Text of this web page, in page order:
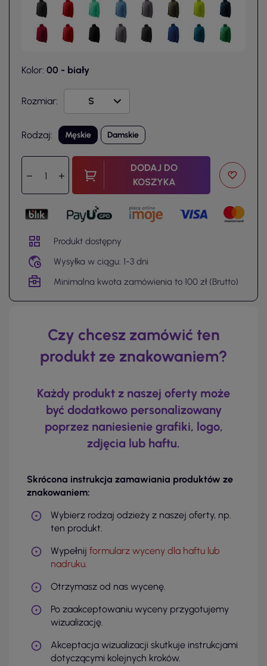
Kolor: 00 - biały
Rozmiar:
Rodzaj: Męskie Damskie
DODAJ DO
KOSZYKA
Produkt dostępny
Wysyłka w ciągu: 1-3 dni
Minimalna kwota zamówienia to 100 zł (Brutto)
Czy chcesz zamówić ten
produkt ze znakowaniem?
Każdy produkt z naszej oferty może
być dodatkowo personalizowany
poprzez naniesienie grafiki, logo,
zdjęcia lub haftu.
Skrócona instrukcja zamawiania produktów ze
znakowaniem:
Wybierz rodzaj odzieży z naszej oferty, np.
ten produkt.
Wypełnij formularz wyceny dla haftu lub
nadruku.
Otrzymasz od nas wycenę.
Po zaakceptowaniu wyceny przygotujemy
wizualizację.
Akceptacja wizualizacji skutkuje instrukcjami
dotyczącymi kolejnych kroków.